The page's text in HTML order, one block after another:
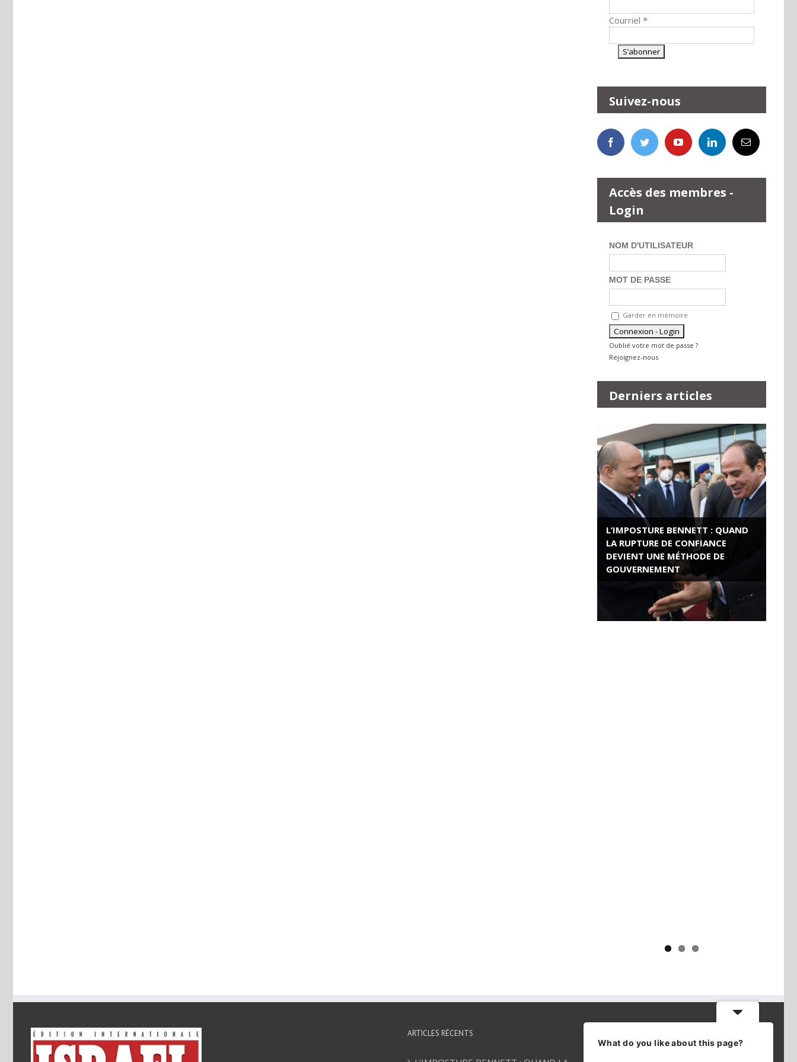
Courriel *
Suivez-nous
Accès des membres -
Login
NOM D'UTILISATEUR
MOT DE PASSE
Garder en mémoire
Oublié votre mot de passe ?
Rejoignez-nous
Derniers articles
L’IMPOSTURE BENNETT : QUAND
LA RUPTURE DE CONFIANCE
DEVIENT UNE MÉTHODE DE
GOUVERNEMENT
ROSE VALLAND, HEROÏNE DE LA
RESISTANCE FRANÇAISE
ARTICLES RÉCENTS
What do you like about this page?